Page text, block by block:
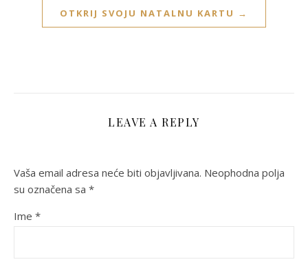
OTKRIJ SVOJU NATALNU KARTU →
LEAVE A REPLY
Vaša email adresa neće biti objavljivana. Neophodna polja
su označena sa *
Ime *